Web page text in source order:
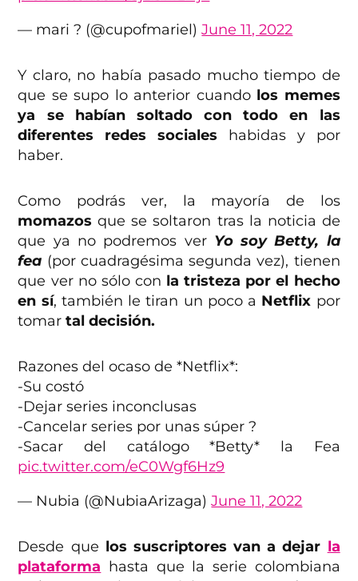
— mari ? (@cupofmariel)June 11, 2022
Y claro, no había pasado mucho tiempo de
que se supo lo anterior cuando los memes
ya se habían soltado con todo en las
diferentes redes sociales habidas y por
haber.
Como podrás ver, la mayoría de los
momazos que se soltaron tras la noticia de
que ya no podremos ver Yo soy Betty, la
fea (por cuadragésima segunda vez), tienen
que ver no sólo con la tristeza por el hecho
en sí, también le tiran un poco a Netflix por
tomar tal decisión.
Razones del ocaso de *Netflix*:
-Su costó
-Dejar series inconclusas
-Cancelar series por unas súper ?
-Sacar del catálogo *Betty* la Fea
pic.twitter.com/eC0Wgf6Hz9
— Nubia (@NubiaArizaga)June 11, 2022
Desde que los suscriptores van a dejar la
plataforma hasta que la serie colombiana